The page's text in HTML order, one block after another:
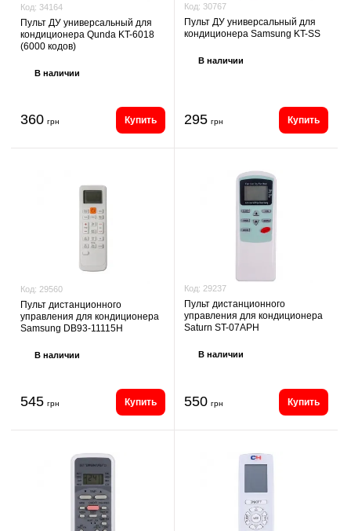
Код: 34164
Пульт ДУ универсальный для
кондиционера Qunda KT-6018
(6000 кодов)
В наличии
360 грн Купить
Код: 30767
Пульт ДУ универсальный для
кондиционера Samsung KT-SS
В наличии
295 грн Купить
Код: 29560
Пульт дистанционного
управления для кондиционера
Samsung DB93-11115H
В наличии
545 грн Купить
Код: 29237
Пульт дистанционного
управления для кондиционера
Saturn ST-07APH
В наличии
550 грн Купить